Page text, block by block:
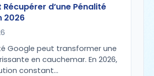
d’une Pénalité
2026
Google peut transformer une
en cauchemar. En 2026,
constant…